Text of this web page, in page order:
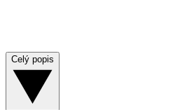
Celý popis